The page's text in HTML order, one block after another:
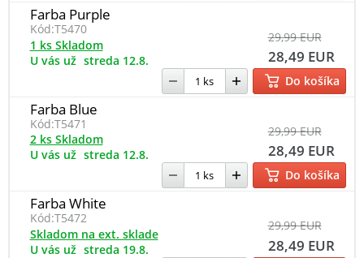
Farba Purple
Kód:T5470 29,99 EUR
28,49 EUR
1 ks Skladom
U vás už streda 12.8.
Do košíka
Farba Blue
Kód:T5471 29,99 EUR
28,49 EUR
2 ks Skladom
U vás už streda 12.8.
Do košíka
Farba White
Kód:T5472 29,99 EUR
28,49 EUR
Skladom na ext. sklade
U vás už streda 19.8.